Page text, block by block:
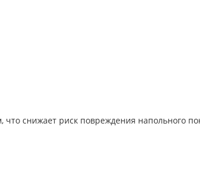
снижает риск повреждения напольного